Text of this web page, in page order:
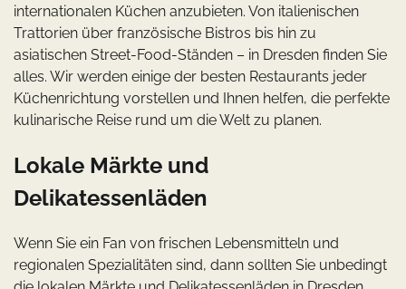
internationalen Küchen anzubieten. Von italienischen
Trattorien über französische Bistros bis hin zu
asiatischen Street-Food-Ständen – in Dresden finden Sie
alles. Wir werden einige der besten Restaurants jeder
Küchenrichtung vorstellen und Ihnen helfen, die perfekte
kulinarische Reise rund um die Welt zu planen.
Lokale Märkte und
Delikatessenläden
Wenn Sie ein Fan von frischen Lebensmitteln und
regionalen Spezialitäten sind, dann sollten Sie unbedingt